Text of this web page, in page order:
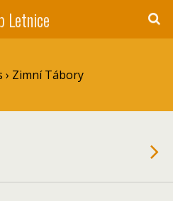
Letnice
Zimní Tábory